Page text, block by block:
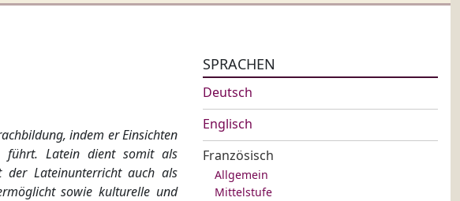
indem er Einsichten
führt. Latein dient somit als
der Lateinunterricht auch als
sowie kulturelle und
SPRACHEN
Deutsch
Englisch
Französisch
Allgemein
Mittelstufe